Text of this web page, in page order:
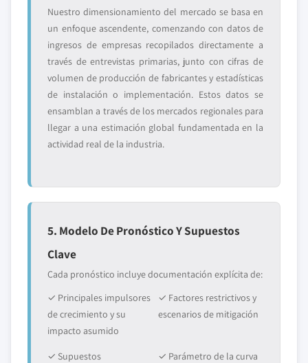
Nuestro dimensionamiento del mercado se basa en
un enfoque ascendente, comenzando con datos de
ingresos de empresas recopilados directamente a
través de entrevistas primarias, junto con cifras de
volumen de producción de fabricantes y estadísticas
de instalación o implementación. Estos datos se
ensamblan a través de los mercados regionales para
llegar a una estimación global fundamentada en la
actividad real de la industria.
5. Modelo De Pronóstico Y Supuestos
Clave
Cada pronóstico incluye documentación explícita de:
✓ Principales impulsores
de crecimiento y su
impacto asumido
✓ Factores restrictivos y
escenarios de mitigación
✓ Supuestos
✓ Parámetro de la curva